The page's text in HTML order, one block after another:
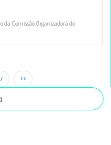
da Comissão Organizadora do
>>